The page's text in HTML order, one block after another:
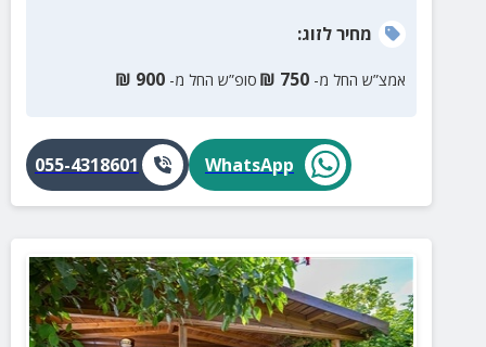
מחירלזוג:
אמצ”ש החל מ- 750
₪ סופ”ש החל מ- 900
₪
WhatsApp
055-4318601